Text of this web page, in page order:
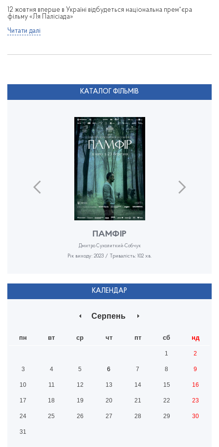
12 жовтня вперше в Україні відбудеться національна премʼєра
фільму «Ля Палісіада»
Читати далі
КАТАЛОГ ФІЛЬМІВ
ПАМФІР
Дмитро Сухолиткий-Собчук
Рік виходу: 2023 / Тривалість: 102 хв.
КАЛЕНДАР
Серпень
пн вт ср чт пт сб нд
1 2
3 4 5 6 7 8 9
10 11 12 13 14 15 16
17 18 19 20 21 22 23
24 25 26 27 28 29 30
31